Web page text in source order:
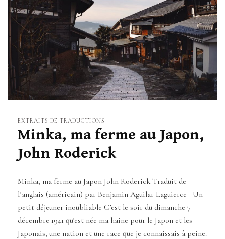
EXTRAITS DE TRADUCTIONS
Minka, ma ferme au Japon,
John Roderick
Minka, ma ferme au Japon John Roderick Traduit de
l’anglais (américain) par Benjamin Aguilar Laguierce Un
petit déjeuner inoubliable C’est le soir du dimanche 7
décembre 1941 qu’est née ma haine pour le Japon et les
Japonais, une nation et une race que je connaissais à peine.